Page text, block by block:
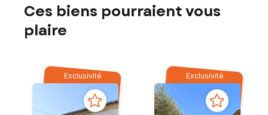
Ces biens pourraient vous
plaire
Exclusivité Exclusivité